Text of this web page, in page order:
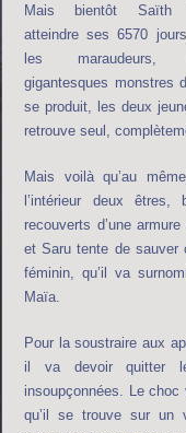
Mais bientôt Saïth
atteindre ses 6570
les maraudeurs,
gigantesques monstres
se produit, les deux
retrouve seul,
Mais voilà qu’au
l’intérieur deux
recouverts d’une
et Saru tente de sauver
féminin, qu’il va
Maïa.
Pour la soustraire aux
il va devoir quitter
insoupçonnées. Le
qu’il se trouve sur un